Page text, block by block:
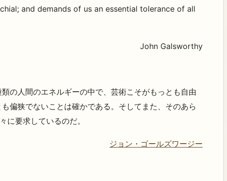
and demands of us an essential tolerance of all
John Galsworthy
の人間のエネルギーの中で、芸術こそがもっとも自由
偏狭でないことは確かである。そしてまた、そのあら
に要求しているのだ。
ジョン・ゴールズワージー